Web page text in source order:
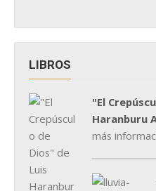
LIBROS
"El
Haranburu
más